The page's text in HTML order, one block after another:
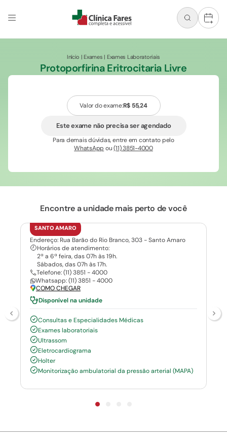
+
Início |Exames | Exames Laboratoriais
Protoporfirina Eritrocitaria Livre
Valor do exame:R$ 55,24
Este exame não precisa ser agendado
Para demais dúvidas, entre em contato pelo
WhatsApp ou(11) 3851-4000
Encontre a unidade mais perto de você
SANTO AMARO
Endereço: Rua Barão do Rio Branco, 303 - Santo Amaro
Horários de atendimento:
2ª a 6ª feira, das 07h às 19h.
Sábados, das 07h às 17h.
Telefone: (11) 3851 - 4000
Whatsapp: (11) 3851 - 4000
COMO CHEGAR
Disponível na unidade
Consultas e Especialidades Médicas
Exames laboratoriais
Ultrassom
Eletrocardiograma
Holter
Monitorização ambulatorial da pressão arterial (MAPA)